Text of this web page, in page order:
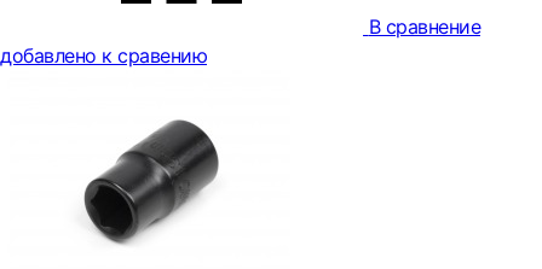
В сравнение
добавлено к сравению